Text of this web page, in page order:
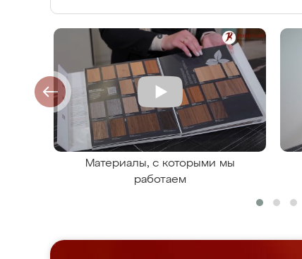
Материалы, с которыми мы
работаем